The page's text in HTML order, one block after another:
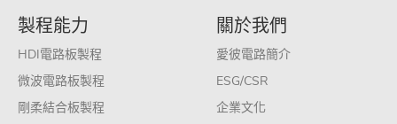
製程能力
HDI電路板製程
微波電路板製程
剛柔結合板製程
關於我們
愛彼電路簡介
ESG/CSR
企業文化